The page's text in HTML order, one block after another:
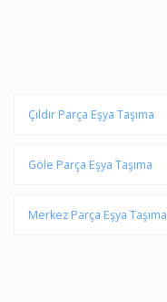
Çıldır Parça Eşya Taşıma
Göle Parça Eşya Taşıma
Merkez Parça Eşya Taşıma